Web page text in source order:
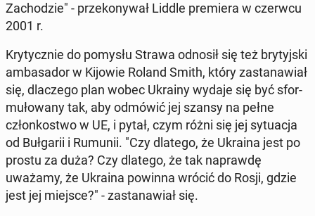
Za­cho­dzie" - prze­ko­ny­wał Liddle pre­mie­ra w czerwcu
2001 r.
Kry­tycz­nie do pomysłu Strawa odnosił się też bry­tyj­ski
am­ba­sa­dor w Kijowie Roland Smith, który za­sta­na­wiał
się, dla­cze­go plan wobec Ukrainy wydaje się być sfor­
mu­ło­wa­ny tak, aby odmówić jej szansy na pełne
człon­ko­stwo w UE, i pytał, czym różni się jej sy­tu­acja
od Buł­ga­rii i Rumunii. "Czy dlatego, że Ukraina jest po
prostu za duża? Czy dlatego, że tak na­praw­dę
uważamy, że Ukraina powinna wrócić do Rosji, gdzie
jest jej miejsce?" - za­sta­na­wiał się.